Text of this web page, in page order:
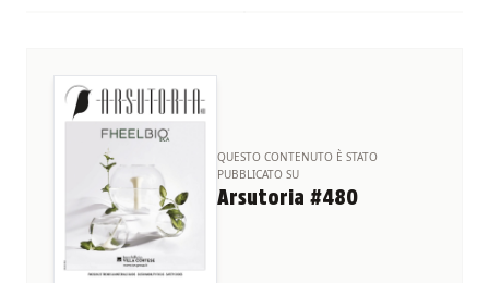
QUESTO CONTENUTO È STATO
PUBBLICATO SU
Arsutoria #480